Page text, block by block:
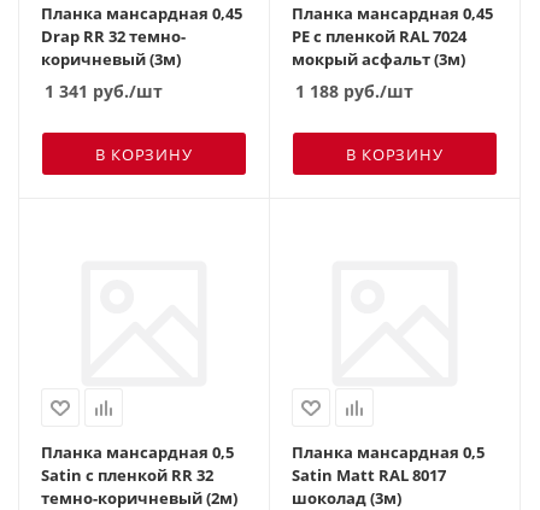
Планка мансардная 0,45
Drap RR 32 темно-
коричневый (3м)
1 341 руб./шт
В КОРЗИНУ
Планка мансардная 0,45
PE с пленкой RAL 7024
мокрый асфальт (3м)
1 188 руб./шт
В КОРЗИНУ
Планка мансардная 0,5
Satin с пленкой RR 32
темно-коричневый (2м)
Планка мансардная 0,5
Satin Matt RAL 8017
шоколад (3м)